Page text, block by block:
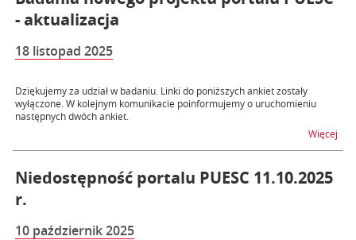
- aktualizacja
18 listopad 2025
Dziękujemy za udział w badaniu. Linki do poniższych ankiet zostały
wyłączone. W kolejnym komunikacie poinformujemy o uruchomieniu
następnych dwóch ankiet.
Więcej
Niedostępność portalu PUESC 11.10.2025
r.
10 październik 2025